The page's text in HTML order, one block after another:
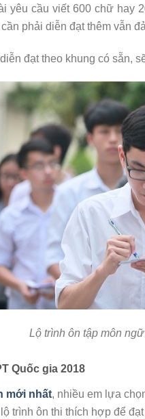
yêu cầu viết 600 chữ hay
phải diễn đạt thêm vẫn
đạt theo khung có sẵn,
Lộ trình ôn tập môn
Quốc gia 2018
mới nhất, nhiều em lựa
trình ôn thi thích hợp để